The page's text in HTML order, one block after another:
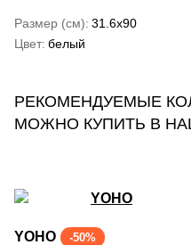
Размер (см) 31.6x90
Цвет белый
РЕКОМЕНДУЕМЫЕ
МОЖНО КУПИТЬ В
YOHO
-50%